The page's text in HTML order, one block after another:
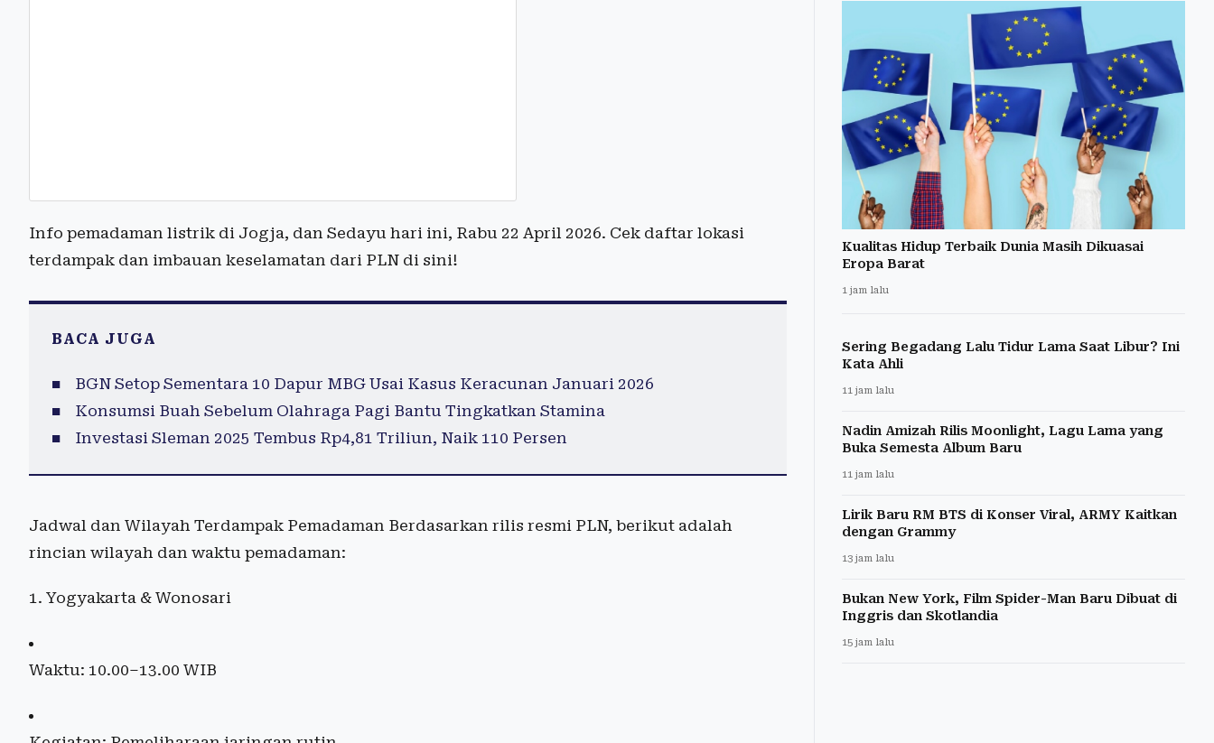
Info pemadaman listrik di Jogja, dan Sedayu hari ini, Rabu 22 April 2026. Cek daftar lokasi
terdampak dan imbauan keselamatan dari PLN di sini!
BACA JUGA
BGN Setop Sementara 10 Dapur MBG Usai Kasus Keracunan Januari 2026
Konsumsi Buah Sebelum Olahraga Pagi Bantu Tingkatkan Stamina
Investasi Sleman 2025 Tembus Rp4,81 Triliun, Naik 110 Persen
Jadwal dan Wilayah Terdampak Pemadaman Berdasarkan rilis resmi PLN, berikut adalah
rincian wilayah dan waktu pemadaman:
1. Yogyakarta & Wonosari
Waktu: 10.00–13.00 WIB
Kualitas Hidup Terbaik Dunia Masih Dikuasai
Eropa Barat
1 jam lalu
Sering Begadang Lalu Tidur Lama Saat Libur? Ini
Kata Ahli
11 jam lalu
Nadin Amizah Rilis Moonlight, Lagu Lama yang
Buka Semesta Album Baru
11 jam lalu
Lirik Baru RM BTS di Konser Viral, ARMY Kaitkan
dengan Grammy
13 jam lalu
Bukan New York, Film Spider-Man Baru Dibuat di
Inggris dan Skotlandia
15 jam lalu